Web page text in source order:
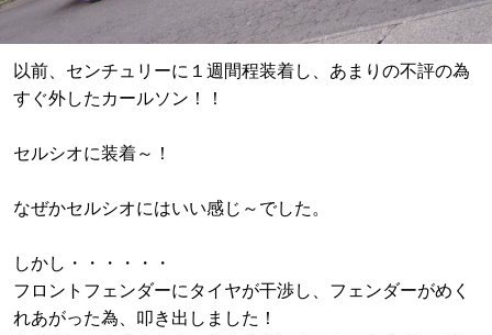
以前、センチュリーに１週間程装着し、あまりの不評の為
すぐ外したカールソン！！
セルシオに装着～！
なぜかセルシオにはいい感じ～でした。
しかし・・・・・・
フロントフェンダーにタイヤが干渉し、フェンダーがめく
れあがった為、叩き出しました！